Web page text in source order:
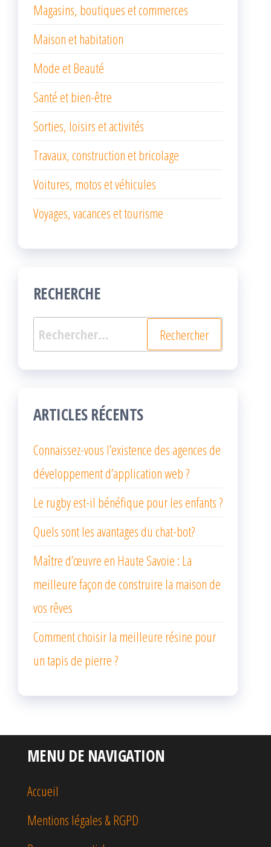
Magasins, boutiques et commerces
Maison et habitation
Mode et Beauté
Santé et bien-être
Sorties, loisirs et activités
Travaux, construction et bricolage
Voitures, motos et véhicules
Voyages, vacances et tourisme
RECHERCHE
Rechercher :
ARTICLES RÉCENTS
Connaissez-vous l’existence des agences de
développement d’application web ?
Le rugby est-il bénéfique pour les enfants ?
Quels sont les avantages du chat-bot?
Maître d’œuvre en Haute Savoie : La
meilleure façon de construire la maison de
vos rêves
Comment choisir la meilleure résine pour
un tapis de pierre ?
MENU DE NAVIGATION
Accueil
Mentions légales & RGPD